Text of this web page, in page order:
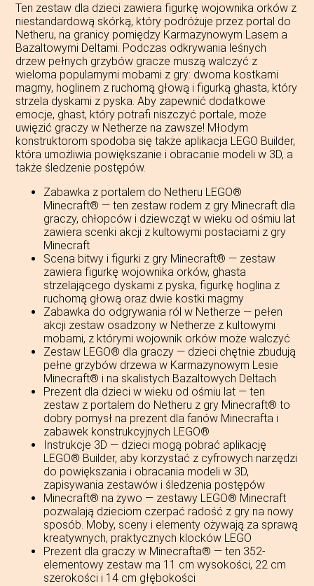
Ten zestaw dla dzieci zawiera figurkę wojownika orków z
niestandardową skórką, który podróżuje przez portal do
Netheru, na granicy pomiędzy Karmazynowym Lasem a
Bazaltowymi Deltami. Podczas odkrywania leśnych
drzew pełnych grzybów gracze muszą walczyć z
wieloma popularnymi mobami z gry: dwoma kostkami
magmy, hoglinem z ruchomą głową i figurką ghasta, który
strzela dyskami z pyska. Aby zapewnić dodatkowe
emocje, ghast, który potrafi niszczyć portale, może
uwięzić graczy w Netherze na zawsze! Młodym
konstruktorom spodoba się także aplikacja LEGO Builder,
która umożliwia powiększanie i obracanie modeli w 3D, a
także śledzenie postępów.
Zabawka z portalem do Netheru LEGO®
Minecraft® — ten zestaw rodem z gry Minecraft dla
graczy, chłopców i dziewcząt w wieku od ośmiu lat
zawiera scenki akcji z kultowymi postaciami z gry
Minecraft
Scena bitwy i figurki z gry Minecraft® — zestaw
zawiera figurkę wojownika orków, ghasta
strzelającego dyskami z pyska, figurkę hoglina z
ruchomą głową oraz dwie kostki magmy
Zabawka do odgrywania ról w Netherze — pełen
akcji zestaw osadzony w Netherze z kultowymi
mobami, z którymi wojownik orków może walczyć
Zestaw LEGO® dla graczy — dzieci chętnie zbudują
pełne grzybów drzewa w Karmazynowym Lesie
Minecraft® i na skalistych Bazaltowych Deltach
Prezent dla dzieci w wieku od ośmiu lat — ten
zestaw z portalem do Netheru z gry Minecraft® to
dobry pomysł na prezent dla fanów Minecrafta i
zabawek konstrukcyjnych LEGO®
Instrukcje 3D — dzieci mogą pobrać aplikację
LEGO® Builder, aby korzystać z cyfrowych narzędzi
do powiększania i obracania modeli w 3D,
zapisywania zestawów i śledzenia postępów
Minecraft® na żywo — zestawy LEGO® Minecraft
pozwalają dzieciom czerpać radość z gry na nowy
sposób. Moby, sceny i elementy ożywają za sprawą
kreatywnych, praktycznych klocków LEGO
Prezent dla graczy w Minecrafta® — ten 352-
elementowy zestaw ma 11 cm wysokości, 22 cm
szerokości i 14 cm głębokości